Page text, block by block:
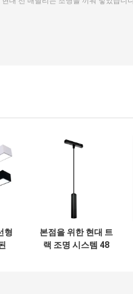
형
본점을 위한 현대 트
랙 조명 시스템 48